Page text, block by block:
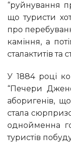
“руйнування
що туристи
про
каміння, а
сталактитів та
У 1884 році комплекс був перейменований на
“Печери
аборигенів,
стала
однойменна
туристів